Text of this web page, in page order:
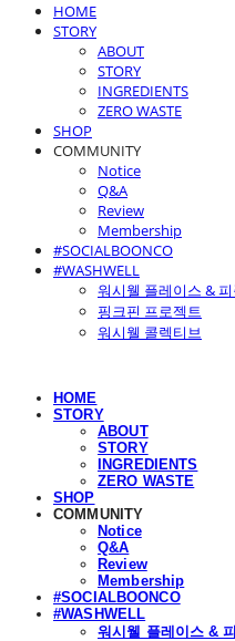
HOME
STORY
ABOUT
STORY
INGREDIENTS
ZERO WASTE
SHOP
COMMUNITY
Notice
Q&A
Review
Membership
#SOCIALBOONCO
#WASHWELL
워시웰 플레이스 &
핑크핀 프로젝트
워시웰 콜렉티브
HOME
STORY
ABOUT
STORY
INGREDIENTS
ZERO WASTE
SHOP
COMMUNITY
Notice
Q&A
Review
Membership
#SOCIALBOONCO
#WASHWELL
워시웰 플레이스 &